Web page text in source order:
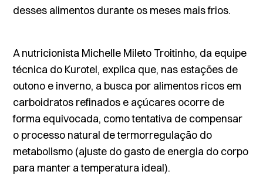
desses alimentos durante os meses mais frios.
A nutricionista Michelle Mileto Troitinho, da equipe
técnica do Kurotel, explica que, nas estações de
outono e inverno, a busca por alimentos ricos em
carboidratos refinados e açúcares ocorre de
forma equivocada, como tentativa de compensar
o processo natural de termorregulação do
metabolismo (ajuste do gasto de energia do corpo
para manter a temperatura ideal).